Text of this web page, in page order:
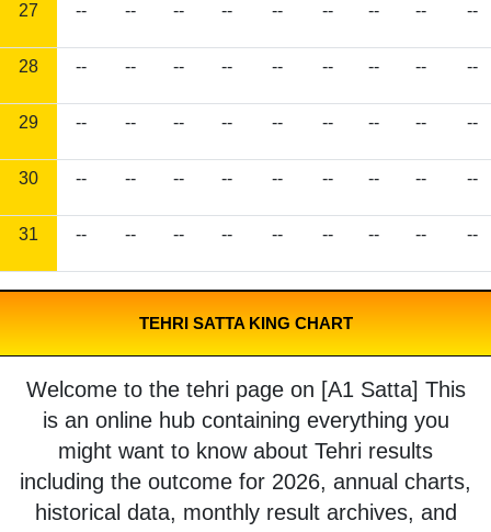
27 -- -- -- -- -- -- -- -- --
28 -- -- -- -- -- -- -- -- --
29 -- -- -- -- -- -- -- -- --
30 -- -- -- -- -- -- -- -- --
31 -- -- -- -- -- -- -- -- --
TEHRI SATTA KING CHART
Welcome to the tehri page on [A1 Satta] This
is an online hub containing everything you
might want to know about Tehri results
including the outcome for 2026, annual charts,
historical data, monthly result archives, and